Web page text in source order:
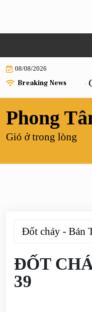
to
content
08/08/2026
Breaking News
NHƯ ANH –
Phong
Gió ở trong lòng
Đốt cháy - Bán
ĐỐT
39